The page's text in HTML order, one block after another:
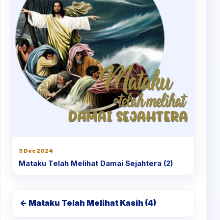
3 Dec 2024
Mataku Telah Melihat Damai Sejahtera (2)
← Mataku Telah Melihat Kasih (4)